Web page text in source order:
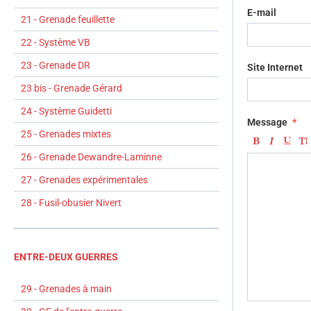
E-mail
Site Internet
Message
21 - Grenade feuillette
22 - Système VB
23 - Grenade DR
23 bis - Grenade Gérard
24 - Système Guidetti
25 - Grenades mixtes
26 - Grenade Dewandre-Laminne
27 - Grenades expérimentales
28 - Fusil-obusier Nivert
ENTRE-DEUX GUERRES
29 - Grenades à main